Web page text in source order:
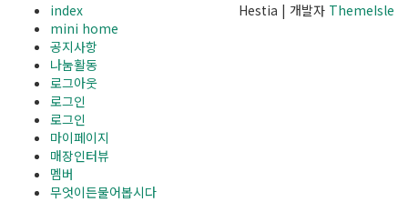
index
mini home
공지사항
나눔활동
로그아웃
로그인
로그인
마이페이지
매장인터뷰
멤버
무엇이든물어봅시다
Hestia | 개발자 ThemeIsle